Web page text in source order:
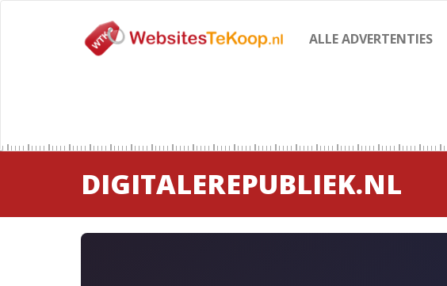
ALLE ADVERTENTIES
DIGITALEREPUBLIEK.NL